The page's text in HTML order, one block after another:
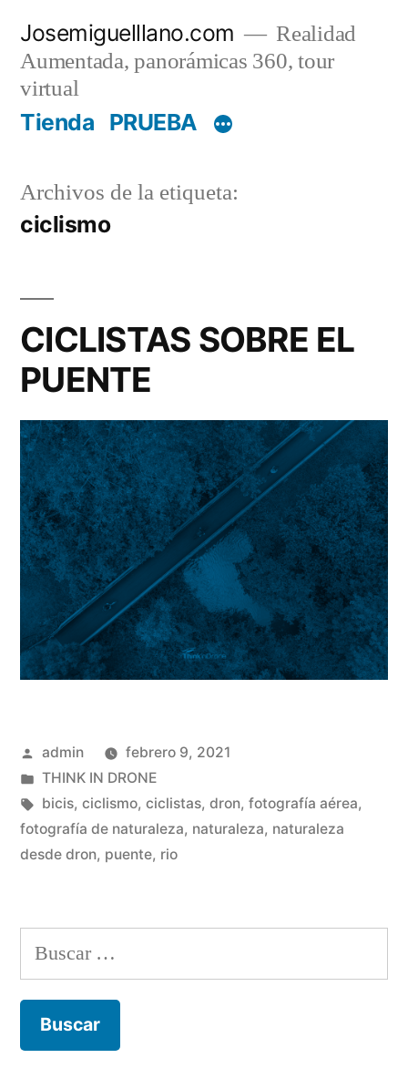
contenido
Josemiguelllano.com
Realidad
Aumentada, panorámicas 360, tour
virtual
Tienda PRUEBA
Archivos de la etiqueta:
ciclismo
CICLISTAS SOBRE EL
PUENTE
Publicado
por
admin
febrero 9, 2021
Publicado
en
THINK IN DRONE
Etiquetas:
bicis, ciclismo, ciclistas, dron, fotografía aérea,
fotografía de naturaleza, naturaleza, naturaleza
desde dron, puente, rio
Buscar: